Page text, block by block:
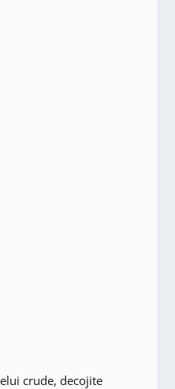
crude, decojite